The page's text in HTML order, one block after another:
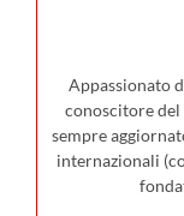
Appassionato
conoscitore
sempre
internazionali